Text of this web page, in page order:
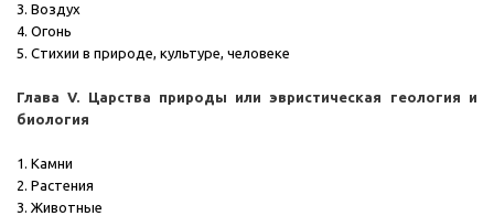
3. Воздух
4. Огонь
5. Стихии в природе, культуре, человеке
Глава V. Царства природы или эвристическая геология и
биология
1. Камни
2. Растения
3. Животные